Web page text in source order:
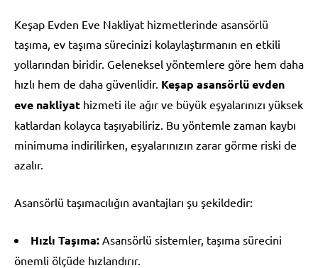
Keşap Evden Eve Nakliyat hizmetlerinde asansörlü
taşıma, ev taşıma sürecinizi kolaylaştırmanın en etkili
yollarından biridir. Geleneksel yöntemlere göre hem daha
hızlı hem de daha güvenlidir. Keşap asansörlü evden
eve nakliyat hizmeti ile ağır ve büyük eşyalarınızı yüksek
katlardan kolayca taşıyabiliriz. Bu yöntemle zaman kaybı
minimuma indirilirken, eşyalarınızın zarar görme riski de
azalır.
Asansörlü taşımacılığın avantajları şu şekildedir:
Hızlı Taşıma: Asansörlü sistemler, taşıma sürecini
önemli ölçüde hızlandırır.